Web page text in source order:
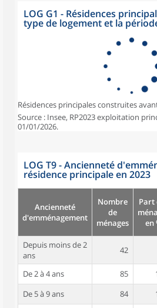
LOG G1 - Résidences
type de logement et la
Résidences principales construites
Source : Insee, RP2023 exploitation
01/01/2026.
LOG T9 - Ancienneté
résidence principale en 2023
Ancienneté
d'emménagement
Nombre
de
ménages
Part
en
Depuis moins de 2
ans
42
De 2 à 4 ans 85
De 5 à 9 ans
84